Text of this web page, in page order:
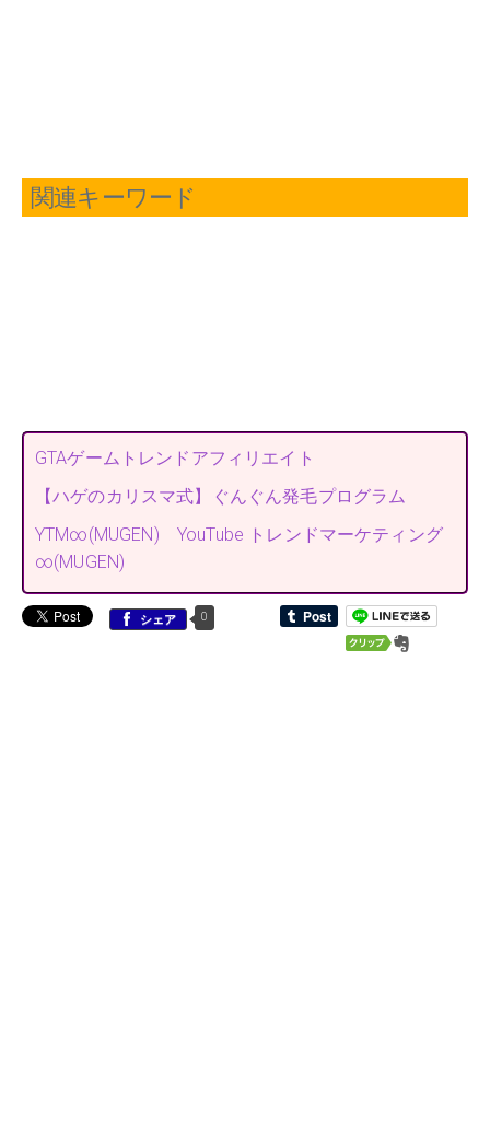
関連キーワード
GTAゲームトレンドアフィリエイト
【ハゲのカリスマ式】ぐんぐん発毛プログラム
YTM∞(MUGEN) YouTube トレンドマーケティング
∞(MUGEN)
シェア 0